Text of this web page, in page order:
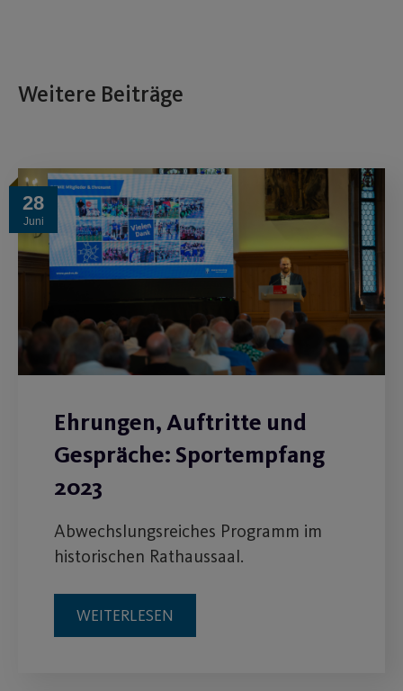
Weitere Beiträge
28
Juni
Ehrungen, Auftritte und
Gespräche: Sportempfang
2023
Abwechslungsreiches Programm im
historischen Rathaussaal.
WEITERLESEN